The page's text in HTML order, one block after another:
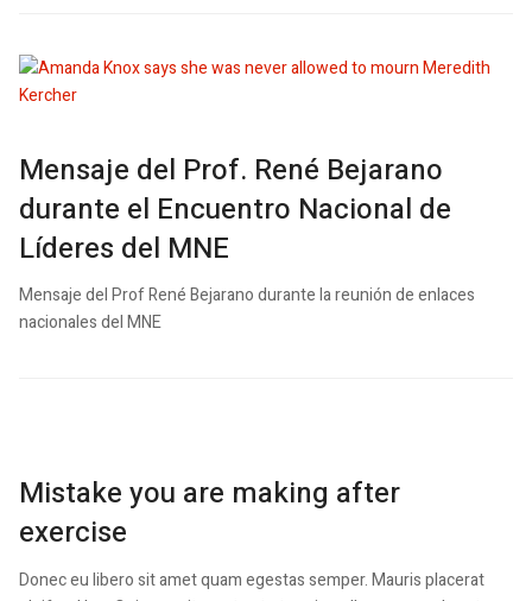
Mensaje del Prof. René Bejarano
durante el Encuentro Nacional de
Líderes del MNE
Mensaje del Prof René Bejarano durante la reunión de enlaces
nacionales del MNE
Mistake you are making after
exercise
Donec eu libero sit amet quam egestas semper. Mauris placerat